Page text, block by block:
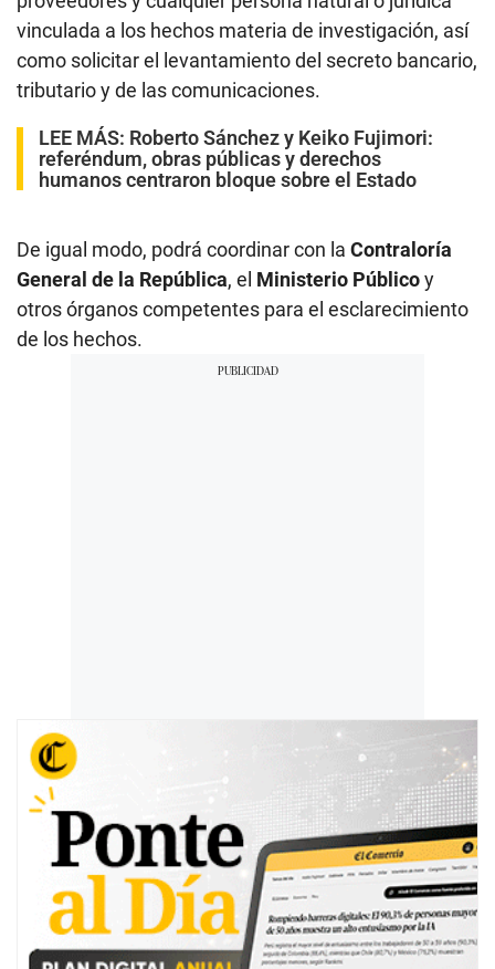
vinculada a los hechos materia de investigación, así
como solicitar el levantamiento del secreto bancario,
tributario y de las comunicaciones.
LEE MÁS: Roberto Sánchez y Keiko Fujimori:
referéndum, obras públicas y derechos
humanos centraron bloque sobre el Estado
De igual modo, podrá coordinar con la Contraloría
General de la República, el Ministerio Públicoy
otros órganos competentes para el esclarecimiento
de los hechos.